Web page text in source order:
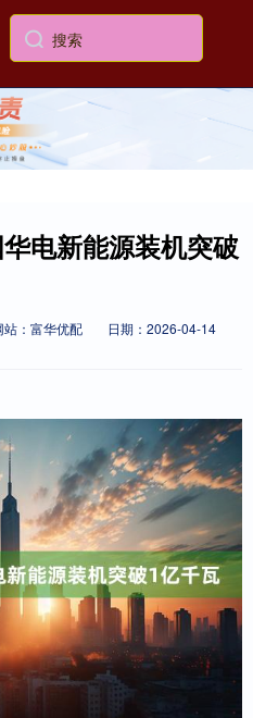
电新能源装机突破
站：富华优配
日期：2026-04-14